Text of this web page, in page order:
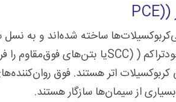
(
PCE)
(
SCC)یا بتن‌های فوق‌مقاوم را
اتر هستند. فوق
از سیمان‌ها سازگار هستند.